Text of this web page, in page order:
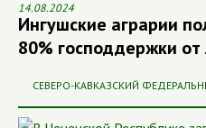
14.08.2024
Ингушские аграрии
80% господдержки
СЕВЕРО-КАВКАЗСКИЙ